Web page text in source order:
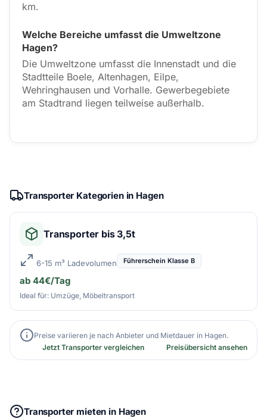
km.
Welche Bereiche umfasst die Umweltzone
Hagen?
Die Umweltzone umfasst die Innenstadt und die
Stadtteile Boele, Altenhagen, Eilpe,
Wehringhausen und Vorhalle. Gewerbegebiete
am Stadtrand liegen teilweise außerhalb.
Transporter Kategorien in Hagen
Transporter bis 3,5t
6-15 m³ Ladevolumen Führerschein Klasse B
ab 44€/Tag
Ideal für: Umzüge, Möbeltransport
Preise variieren je nach Anbieter und Mietdauer in Hagen.
Jetzt Transporter vergleichen
Preisübersicht ansehen
Transporter mieten in Hagen